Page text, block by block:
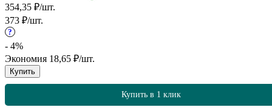
354,35 ₽/шт.
373 ₽/шт.
?
- 4%
Экономия 18,65 ₽/шт.
Купить
Купить в 1 клик